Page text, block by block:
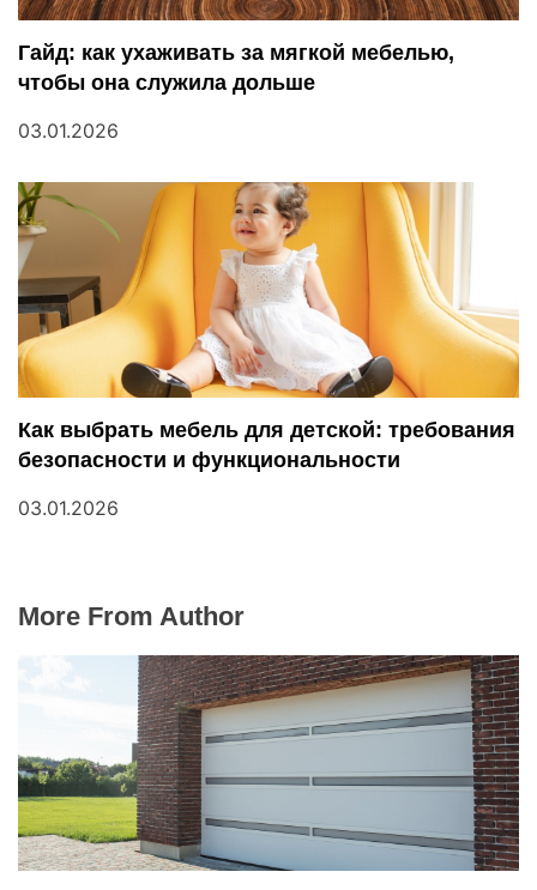
я
м
Гайд: как ухаживать за мягкой мебелью,
чтобы она служила дольше
03.01.2026
Как выбрать мебель для детской: требования
безопасности и функциональности
03.01.2026
More From Author